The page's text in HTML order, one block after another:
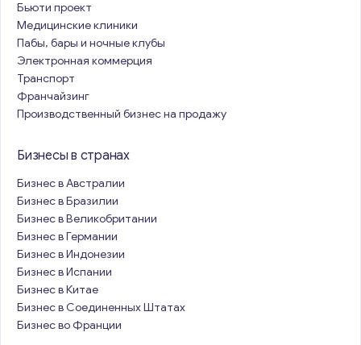
Бьюти проект
Медицинские клиники
Пабы, бары и ночные клубы
Электронная коммерция
Транспорт
Франчайзинг
Производственный бизнес на продажу
Бизнесы в странах
Бизнес в Австралии
Бизнес в Бразилии
Бизнес в Великобритании
Бизнес в Германии
Бизнес в Индонезии
Бизнес в Испании
Бизнес в Китае
Бизнес в Соединенных Штатах
Бизнес во Франции